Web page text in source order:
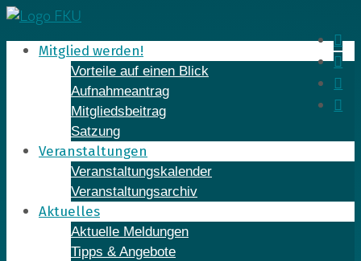
Skip
to
contentMitglied werden!
Vorteile auf einen Blick
Aufnahmeantrag
Mitgliedsbeitrag
Satzung
Veranstaltungen
Veranstaltungskalender
Veranstaltungsarchiv
Aktuelles
Aktuelle Meldungen
Tipps & Angebote